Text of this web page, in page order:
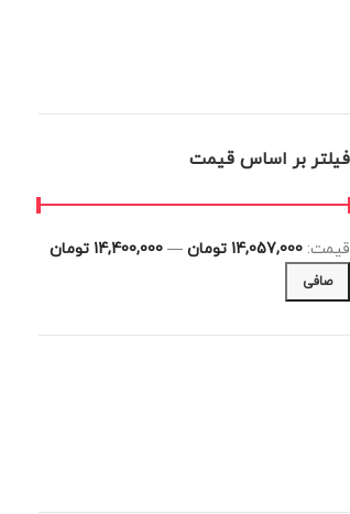
فیلتر بر اساس قیمت
صافی
قيمت: 14,057,000 تومان — 14,400,000 تومان